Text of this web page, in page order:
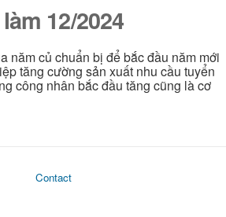
12/2024
năm củ chuẩn bị để bắc đầu năm mới
tăng cường sản xuất nhu cầu tuyển
công nhân bắc đầu tăng cũng là cơ
Contact